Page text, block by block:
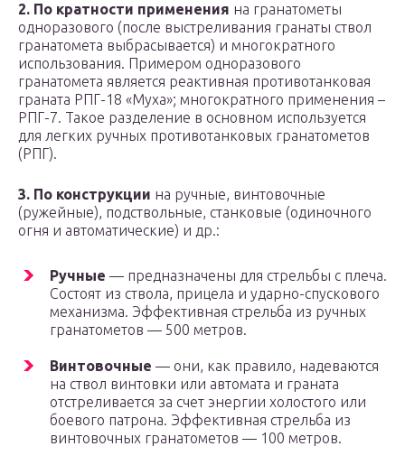
2. По кратности применения на гранатометы
одноразового (после выстреливания гранаты ствол
гранатомета выбрасывается) и многократного
использования. Примером одноразового
гранатомета является реактивная противотанковая
граната РПГ-18 «Муха»; многократного применения –
РПГ-7. Такое разделение в основном используется
для легких ручных противотанковых гранатометов
(РПГ).
3. По конструкции на ручные, винтовочные
(ружейные), подствольные, станковые (одиночного
огня и автоматические) и др.:
Ручные — предназначены для стрельбы с плеча.
Состоят из ствола, прицела и ударно-спускового
механизма. Эффективная стрельба из ручных
гранатометов — 500 метров.
Винтовочные — они, как правило, надеваются
на ствол винтовки или автомата и граната
отстреливается за счет энергии холостого или
боевого патрона. Эффективная стрельба из
винтовочных гранатометов — 100 метров.